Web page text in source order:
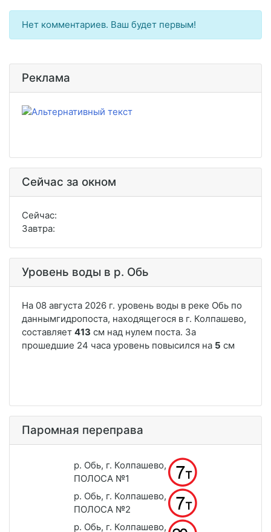
Нет комментариев. Ваш будет первым!
Реклама
Сейчас за окном
Сейчас:
Завтра:
Уровень воды в р. Обь
Паромная переправа
р. Обь, г. Колпашево,
ПОЛОСА №1
р. Обь, г. Колпашево,
ПОЛОСА №2
р. Обь, г. Колпашево,